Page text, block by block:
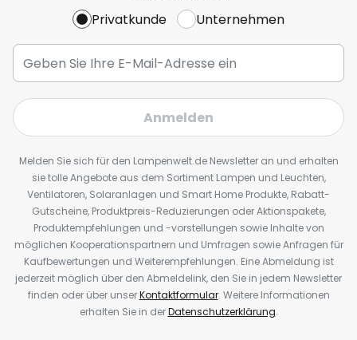
Privatkunde Unternehmen
Anmelden
Melden Sie sich für den Lampenwelt.de Newsletter an und erhalten
sie tolle Angebote aus dem Sortiment Lampen und Leuchten,
Ventilatoren, Solaranlagen und Smart Home Produkte, Rabatt-
Gutscheine, Produktpreis-Reduzierungen oder Aktionspakete,
Produktempfehlungen und -vorstellungen sowie Inhalte von
möglichen Kooperationspartnern und Umfragen sowie Anfragen für
Kaufbewertungen und Weiterempfehlungen. Eine Abmeldung ist
jederzeit möglich über den Abmeldelink, den Sie in jedem Newsletter
finden oder über unserKontaktformular. Weitere Informationen
erhalten Sie in derDatenschutzerklärung.